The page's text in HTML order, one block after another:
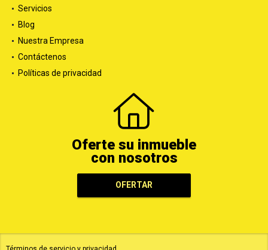
Servicios
Blog
Nuestra Empresa
Contáctenos
Políticas de privacidad
Oferte su inmueble
con nosotros
OFERTAR